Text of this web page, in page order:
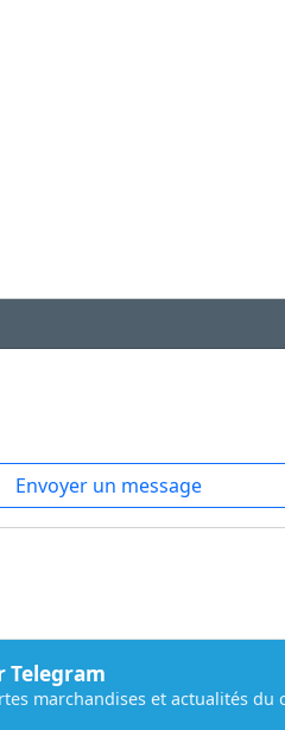
Envoyer un message
Telegram
marchandises et actualités du